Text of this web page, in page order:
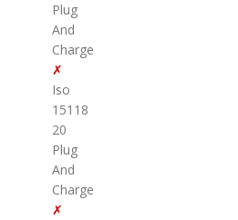
Plug
And
Charge
✗
Iso
15118
20
Plug
And
Charge
✗